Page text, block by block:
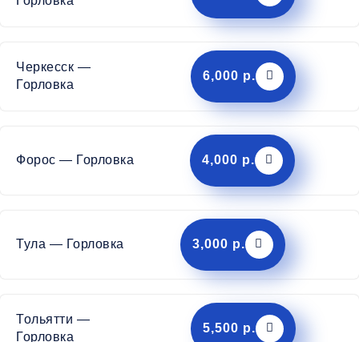
Черкесск —
Горловка
6,000 р.
Форос — Горловка 4,000 р.
Тула — Горловка 3,000 р.
Тольятти —
Горловка
5,500 р.